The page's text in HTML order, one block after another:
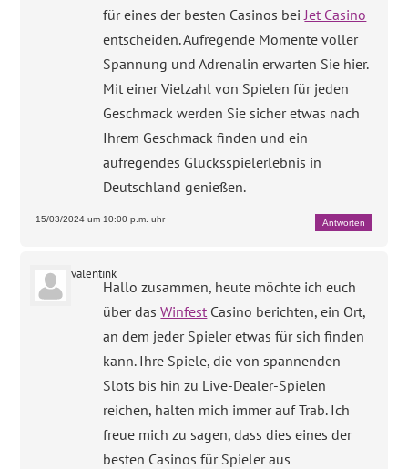
für eines der besten Casinos bei Jet Casino
entscheiden. Aufregende Momente voller
Spannung und Adrenalin erwarten Sie hier.
Mit einer Vielzahl von Spielen für jeden
Geschmack werden Sie sicher etwas nach
Ihrem Geschmack finden und ein
aufregendes Glücksspielerlebnis in
Deutschland genießen.
15/03/2024 um 10:00 p.m. uhr Antworten
valentink
Hallo zusammen, heute möchte ich euch
über dasWinfest Casino berichten, ein Ort,
an dem jeder Spieler etwas für sich finden
kann. Ihre Spiele, die von spannenden
Slots bis hin zu Live-Dealer-Spielen
reichen, halten mich immer auf Trab. Ich
freue mich zu sagen, dass dies eines der
besten Casinos für Spieler aus